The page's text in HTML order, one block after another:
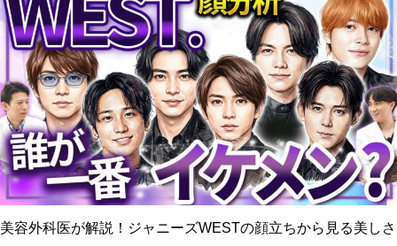
美容外科医が解説！ジャニーズWESTの顔立ちから見る美しさ